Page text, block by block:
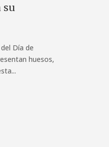
su
Día de
huesos,